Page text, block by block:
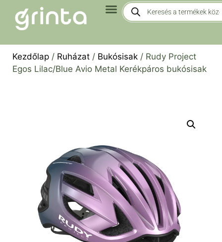
Kezdőlap / Ruházat / Bukósisak / Rudy Project
Egos Lilac/Blue Avio Metal Kerékpáros bukósisak